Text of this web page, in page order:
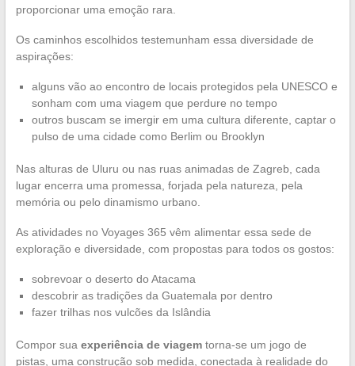
proporcionar uma emoção rara.
Os caminhos escolhidos testemunham essa diversidade de
aspirações:
alguns vão ao encontro de locais protegidos pela UNESCO e
sonham com uma viagem que perdure no tempo
outros buscam se imergir em uma cultura diferente, captar o
pulso de uma cidade como Berlim ou Brooklyn
Nas alturas de Uluru ou nas ruas animadas de Zagreb, cada
lugar encerra uma promessa, forjada pela natureza, pela
memória ou pelo dinamismo urbano.
As atividades no Voyages 365 vêm alimentar essa sede de
exploração e diversidade, com propostas para todos os gostos:
sobrevoar o deserto do Atacama
descobrir as tradições da Guatemala por dentro
fazer trilhas nos vulcões da Islândia
Compor sua experiência de viagemtorna-se um jogo de
pistas, uma construção sob medida, conectada à realidade do